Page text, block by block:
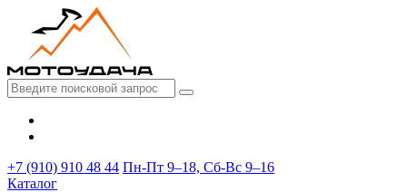
+7 (910) 910 48 44 Пн-Пт 9–18, Сб-Вс 9–16
Каталог